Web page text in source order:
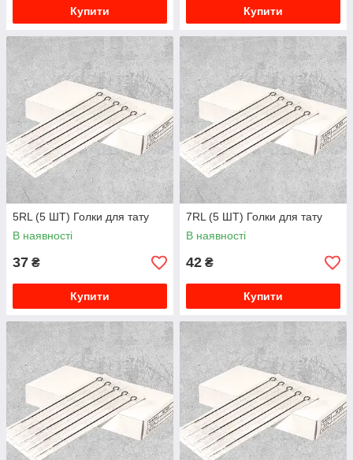
Купити Купити
5RL (5 ШТ) Голки для тату
В наявності
37 ₴
Купити
7RL (5 ШТ) Голки для тату
В наявності
42 ₴
Купити